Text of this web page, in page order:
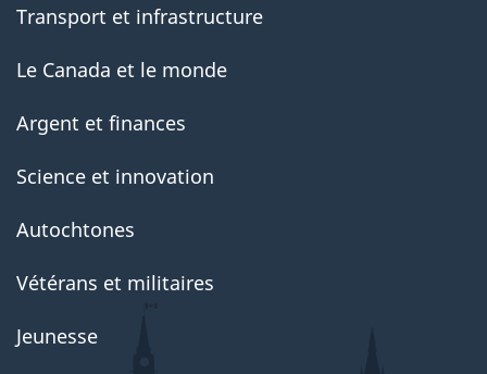
Transport et infrastructure
Le Canada et le monde
Argent et finances
Science et innovation
Autochtones
Vétérans et militaires
Jeunesse